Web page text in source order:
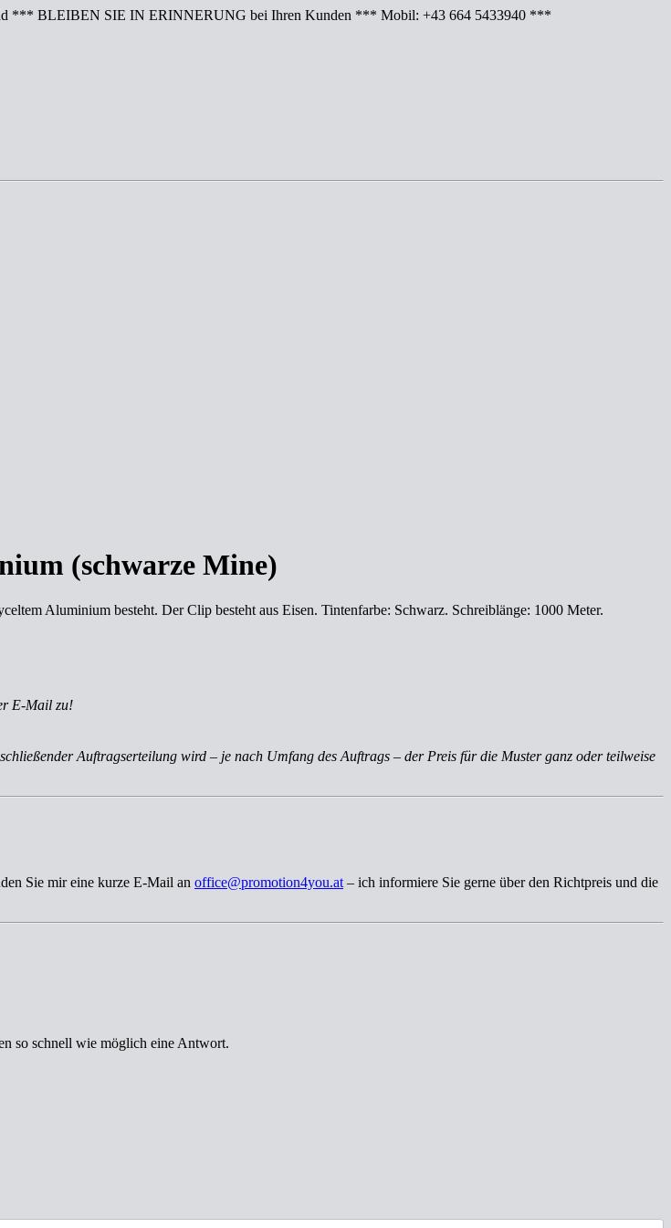
*** BLEIBEN SIE IN ERINNERUNG bei Ihren Kunden *** Mobil: +43 664 5433940 ***
(schwarze Mine)
Aluminium besteht. Der Clip besteht aus Eisen. Tintenfarbe: Schwarz. Schreiblänge: 1000 Meter.
E-Mail zu!
Auftragserteilung wird – je nach Umfang des Auftrags – der Preis für die Muster ganz oder teilweise
Sie mir eine kurze E-Mail an office@promotion4you.at – ich informiere Sie gerne über den Richtpreis und die
so schnell wie möglich eine Antwort.